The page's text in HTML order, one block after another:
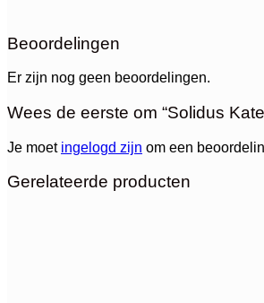
Beoordelingen
Er zijn nog geen beoordelingen.
Wees de eerste om “Solidus
Je moet ingelogd zijn om een
Gerelateerde producten